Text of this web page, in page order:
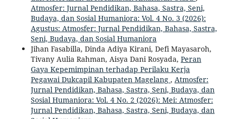
Atmosfer: Jurnal Pendidikan, Bahasa, Sastra, Seni,
Budaya, dan Sosial Humaniora: Vol. 4 No. 3 (2026):
Agustus: Atmosfer: Jurnal Pendidikan, Bahasa, Sastra,
Seni, Budaya, dan Sosial Humaniora
Jihan Fasabilla, Dinda Adiya Kirani, Defi Mayasaroh,
Tivany Aulia Rahman, Aisya Dani Rosyada, Peran
Gaya Kepemimpinan terhadap Perilaku Kerja
Pegawai Dukcapil Kabupaten Magelang , Atmosfer:
Jurnal Pendidikan, Bahasa, Sastra, Seni, Budaya, dan
Sosial Humaniora: Vol. 4 No. 2 (2026): Mei: Atmosfer:
Jurnal Pendidikan, Bahasa, Sastra, Seni, Budaya, dan